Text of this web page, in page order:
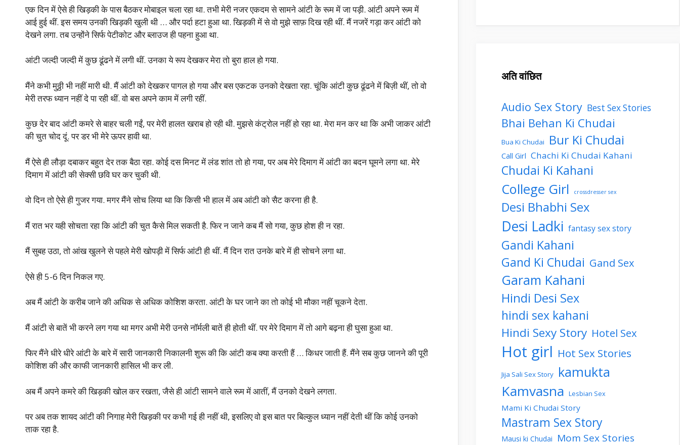
एक दिन में ऐसे ही खिड़की के पास बैठकर मोबाइल चला रहा था. तभी मेरी नजर एकदम से सामने आंटी के रूम में जा पड़ी. आंटी अपने रूम में
आई हुई थीं. इस समय उनकी खिड़की खुली थी … और पर्दा हटा हुआ था. खिड़की में से वो मुझे साफ़ दिख रही थीं. मैं नजरें गड़ा कर आंटी को
देखने लगा. तब उन्होंने सिर्फ पेटीकोट और ब्लाउज ही पहना हुआ था.
आंटी जल्दी जल्दी में कुछ ढूंढने में लगी थीं. उनका ये रूप देखकर मेरा तो बुरा हाल हो गया.
मैंने कभी मुठ्ठी भी नहीं मारी थी. मैं आंटी को देखकर पागल हो गया और बस एकटक उनको देखता रहा. चूंकि आंटी कुछ ढूंढने में बिज़ी थीं, तो वो
मेरी तरफ ध्यान नहीं दे पा रही थीं. वो बस अपने काम में लगी रहीं.
कुछ देर बाद आंटी कमरे से बाहर चली गईं, पर मेरी हालत खराब हो रही थी. मुझसे कंट्रोल नहीं हो रहा था. मेरा मन कर था कि अभी जाकर आंटी
की चुत चोद दूं. पर डर भी मेरे ऊपर हावी था.
मैं ऐसे ही लौड़ा दबाकर बहुत देर तक बैठा रहा. कोई दस मिनट में लंड शांत तो हो गया, पर अब मेरे दिमाग में आंटी का बदन घूमने लगा था. मेरे
दिमाग में आंटी की सेक्सी छवि घर कर चुकी थी.
वो दिन तो ऐसे ही गुजर गया. मगर मैंने सोच लिया था कि किसी भी हाल में अब आंटी को सैट करना ही है.
मैं रात भर यही सोचता रहा कि आंटी की चुत कैसे मिल सकती है. फिर न जाने कब मैं सो गया, कुछ होश ही न रहा.
मैं सुबह उठा, तो आंख खुलने से पहले मेरी खोपड़ी में सिर्फ आंटी ही थीं. मैं दिन रात उनके बारे में ही सोचने लगा था.
ऐसे ही 5-6 दिन निकल गए.
अब मैं आंटी के करीब जाने की अधिक से अधिक कोशिश करता. आंटी के घर जाने का तो कोई भी मौका नहीं चूकने देता.
मैं आंटी से बातें भी करने लग गया था मगर अभी मेरी उनसे नॉर्मली बातें ही होती थीं. पर मेरे दिमाग में तो आगे बढ़ना ही घुसा हुआ था.
फिर मैंने धीरे धीरे आंटी के बारे में सारी जानकारी निकालनी शुरू की कि आंटी कब क्या करती हैं … किधर जाती हैं. मैंने सब कुछ जानने की पूरी
कोशिश की और काफी जानकारी हासिल भी कर ली.
अब मैं अपने कमरे की खिड़की खोल कर रखता, जैसे ही आंटी सामने वाले रूम में आतीं, मैं उनको देखने लगता.
पर अब तक शायद आंटी की निगाह मेरी खिड़की पर कभी गई ही नहीं थी, इसलिए वो इस बात पर बिल्कुल ध्यान नहीं देती थीं कि कोई उनको
ताक रहा है.
अति वांछित
Audio Sex Story Best Sex Stories
Bhai Behan Ki Chudai
Bua Ki Chudai Bur Ki Chudai
Call Girl Chachi Ki Chudai Kahani
Chudai Ki Kahani
College Girl crossdresser sex
Desi Bhabhi Sex
Desi Ladki fantasy sex story
Gandi Kahani
Gand Ki Chudai Gand Sex
Garam Kahani
Hindi Desi Sex
hindi sex kahani
Hindi Sexy Story Hotel Sex
Hot girl Hot Sex Stories
Jija Sali Sex Story kamukta
Kamvasna Lesbian Sex
Mami Ki Chudai Story
Mastram Sex Story
Mausi ki Chudai Mom Sex Stories